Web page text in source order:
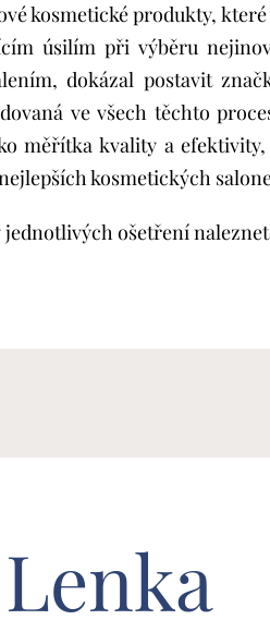
kosmetické produkty,
úsilím při výběru
dokázal postavit
ve všech těchto
měřítka kvality a
kosmetických
jednotlivých ošetření